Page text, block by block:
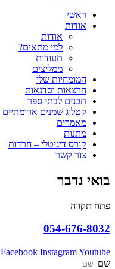
ראשי
אודות
אודות
למי מתאים?
תעודות
ממליצים
המומחיות שלי
הרצאות וסדנאות
תכנים לבתי ספר
קטלוג שמנים ארומתיים
מאמרים
מתנות
קורס דיגיטלי – חרדות
צור קשר
בואי נדבר
פתח תקווה
054-676-8032
Facebook InstagramYoutube
שם